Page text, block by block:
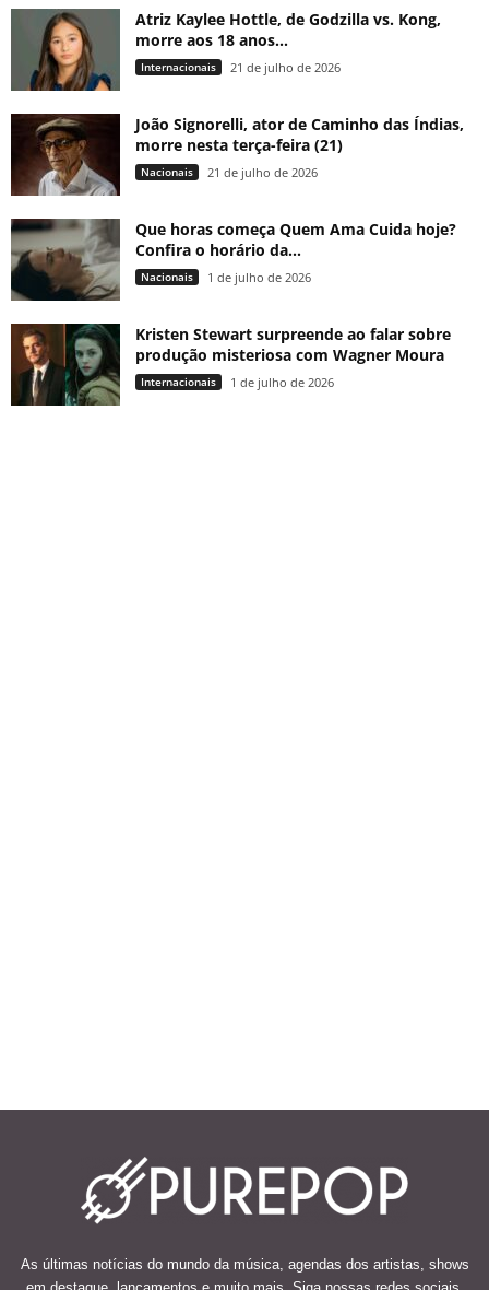
Atriz Kaylee Hottle, de Godzilla vs. Kong,
morre aos 18 anos...
Internacionais 21 de julho de 2026
João Signorelli, ator de Caminho das Índias,
morre nesta terça-feira (21)
Nacionais 21 de julho de 2026
Que horas começa Quem Ama Cuida hoje?
Confira o horário da...
Nacionais 1 de julho de 2026
Kristen Stewart surpreende ao falar sobre
produção misteriosa com Wagner Moura
Internacionais 1 de julho de 2026
As últimas notícias do mundo da música, agendas dos artistas, shows